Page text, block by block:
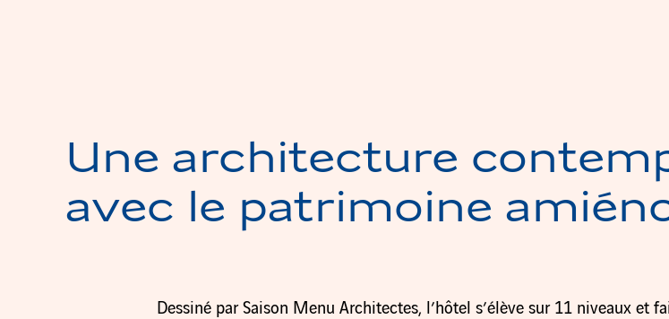
Une architecture
avec le patrimoine
Dessiné par Saison Menu Architectes, l’hôtel s’élève sur 11 niveaux et